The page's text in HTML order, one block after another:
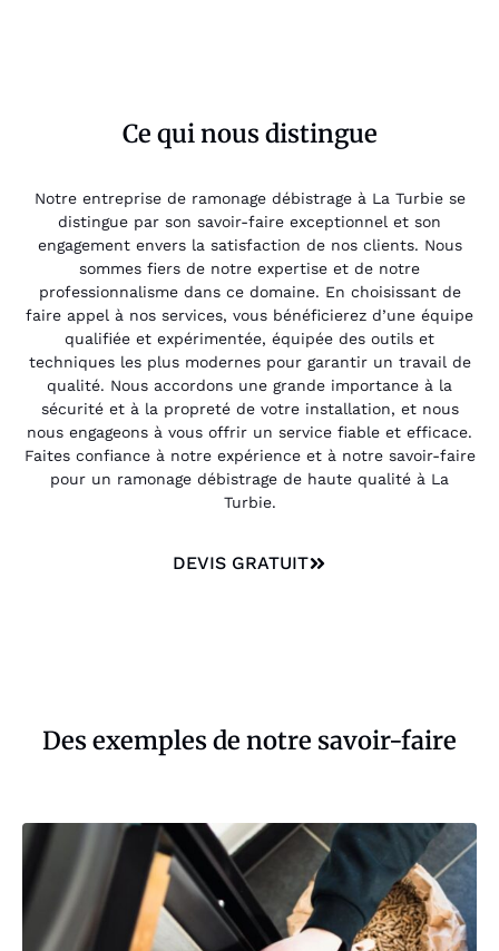
Ce qui nous distingue
Notre entreprise de ramonage débistrage à La Turbie se
distingue par son savoir-faire exceptionnel et son
engagement envers la satisfaction de nos clients. Nous
sommes fiers de notre expertise et de notre
professionnalisme dans ce domaine. En choisissant de
faire appel à nos services, vous bénéficierez d’une équipe
qualifiée et expérimentée, équipée des outils et
techniques les plus modernes pour garantir un travail de
qualité. Nous accordons une grande importance à la
sécurité et à la propreté de votre installation, et nous
nous engageons à vous offrir un service fiable et efficace.
Faites confiance à notre expérience et à notre savoir-faire
pour un ramonage débistrage de haute qualité à La
Turbie.
DEVIS GRATUIT
Des exemples de notre savoir-faire